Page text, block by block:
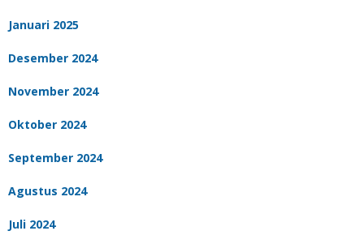
Januari 2025
Desember 2024
November 2024
Oktober 2024
September 2024
Agustus 2024
Juli 2024